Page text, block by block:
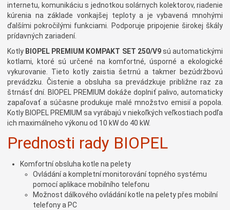
internetu, komunikáciu s jednotkou solárnych kolektorov, riadenie
kúrenia na základe vonkajšej teploty a je vybavená mnohými
ďalšími pokročilými funkciami. Podporuje pripojenie širokej škály
prídavných zariadení.
Kotly BIOPEL PREMIUM KOMPAKT SET 250/V9sú automatickými
kotlami, ktoré sú určené na komfortné, úsporné a ekologické
vykurovanie. Tieto kotly zaistia šetrnú a takmer bezúdržbovú
prevádzku. Čistenie a obsluha sa prevádzkuje približne raz za
štrnásť dní. BIOPEL PREMIUM dokáže doplniť palivo, automaticky
zapaľovať a súčasne produkuje malé množstvo emisií a popola.
Kotly BIOPEL PREMIUM sa vyrábajú v niekoľkých veľkostiach podľa
ich maximálneho výkonu od 10 kW do 40 kW.
Prednosti rady BIOPEL
Komfortní obsluha kotle na pelety
Ovládání a kompletní monitorování topného systému
pomocí aplikace mobilního telefonu
Možnost dálkového ovládání kotle na pelety přes mobilní
telefony a PC